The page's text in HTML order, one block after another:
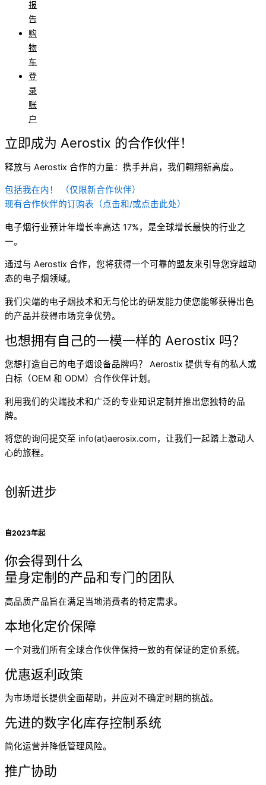
报
告
购
物
车
登
录
账
户
立即成为 Aerostix 的合作伙伴！
释放与 Aerostix 合作的力量：携手并肩，我们翱翔新高度。
包括我在内！ （仅限新合作伙伴）
现有合作伙伴的订购表（点击和/或点击此处）
电子烟行业预计年增长率高达 17%，是全球增长最快的行业之
一。
通过与 Aerostix 合作，您将获得一个可靠的盟友来引导您穿越动
态的电子烟领域。
我们尖端的电子烟技术和无与伦比的研发能力使您能够获得出色
的产品并获得市场竞争优势。
也想拥有自己的一模一样的 Aerostix 吗？
您想打造自己的电子烟设备品牌吗？ Aerostix 提供专有的私人或
白标（OEM 和 ODM）合作伙伴计划。
利用我们的尖端技术和广泛的专业知识定制并推出您独特的品
牌。
将您的询问提交至 info(at)aerosix.com，让我们一起踏上激动人
心的旅程。
创新进步
自2023年起
你会得到什么
量身定制的产品和专门的团队
高品质产品旨在满足当地消费者的特定需求。
本地化定价保障
一个对我们所有全球合作伙伴保持一致的有保证的定价系统。
优惠返利政策
为市场增长提供全面帮助，并应对不确定时期的挑战。
先进的数字化库存控制系统
简化运营并降低管理风险。
推广协助